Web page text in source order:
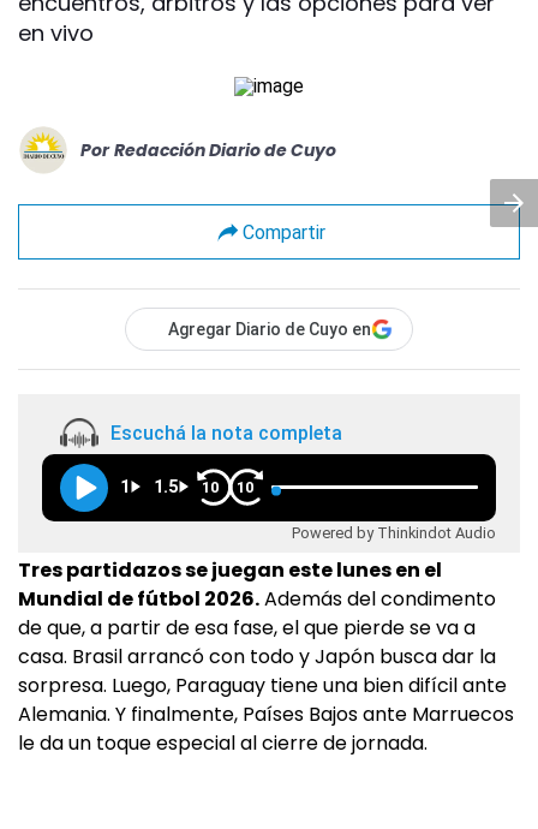
en vivo
Por Redacción Diario de Cuyo
Compartir
Agregar Diario de Cuyo en
Escuchá la nota completa
1 1.5 10 10
Powered by Thinkindot Audio
Tres partidazos se juegan este lunes en el
Mundial de fútbol 2026.Además del condimento
de que, a partir de esa fase, el que pierde se va a
casa. Brasil arrancó con todo y Japón busca dar la
sorpresa. Luego, Paraguay tiene una bien difícil ante
Alemania. Y finalmente, Países Bajos ante Marruecos
le da un toque especial al cierre de jornada.